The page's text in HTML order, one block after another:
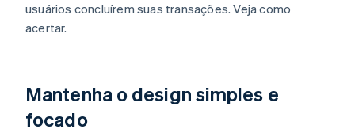
usuários concluírem suas transações. Veja como
acertar.
Mantenha o design simples e
focado